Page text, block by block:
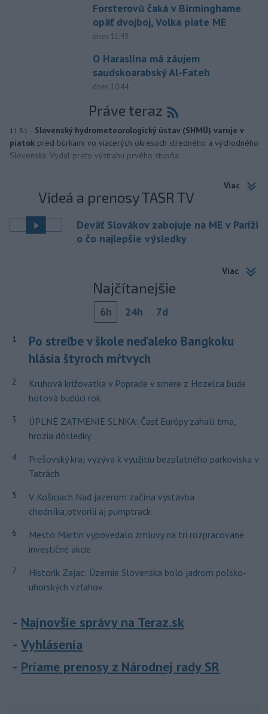
Forsterovú čaká v Birminghame
opäť dvojboj, Volka piate ME
dnes 11:43
O Haraslína má záujem
saudskoarabský Al-Fateh
dnes 10:44
Práve teraz
11:51 - Slovenský hydrometeorologický ústav (SHMÚ) varuje v
piatok pred búrkami vo viacerých okresoch stredného a východného
Slovenska. Vydal preto výstrahu prvého stupňa.
Viac
Videá a prenosy TASR TV
Deväť Slovákov zabojuje na ME v Paríži
o čo najlepšie výsledky
Viac
Najčítanejšie
6h 24h 7d
1
Po streľbe v škole neďaleko Bangkoku
hlásia štyroch mŕtvych
2
Kruhová križovatka v Poprade v smere z Hozelca bude
hotová budúci rok
3
ÚPLNÉ ZATMENIE SLNKA: Časť Európy zahalí tma,
hrozia dôsledky
4
Prešovský kraj vyzýva k využitiu bezplatného parkoviska v
Tatrách
5
V Košiciach Nad jazerom začína výstavba
chodníka,otvorili aj pumptrack
6
Mesto Martin vypovedalo zmluvy na tri rozpracované
investičné akcie
7
Historik Zajac: Územie Slovenska bolo jadrom poľsko-
uhorských vzťahov
Najnovšie správy na Teraz.sk
Vyhlásenia
Priame prenosy z Národnej rady SR